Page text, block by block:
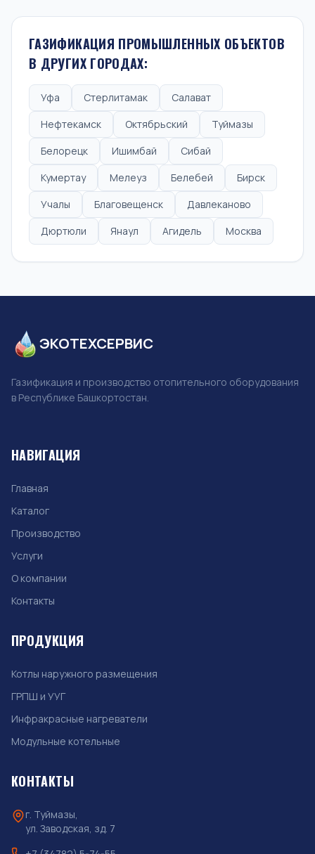
ГАЗИФИКАЦИЯ ПРОМЫШЛЕННЫХ ОБЪЕКТОВ
В ДРУГИХ ГОРОДАХ:
Уфа Стерлитамак
Салават
Нефтекамск
Октябрьский
Туймазы
Белорецк
Ишимбай
Сибай
Кумертау
Мелеуз Белебей
Бирск
Учалы
Благовещенск
Давлеканово
Дюртюли
Янаул Агидель Москва
ЭКОТЕХСЕРВИС
Газификация и производство отопительного оборудования
в Республике Башкортостан.
НАВИГАЦИЯ
Главная
Каталог
Производство
Услуги
О компании
Контакты
ПРОДУКЦИЯ
Котлы наружного размещения
ГРПШ и УУГ
Инфракрасные нагреватели
Модульные котельные
КОНТАКТЫ
г. Туймазы,
ул. Заводская, зд. 7